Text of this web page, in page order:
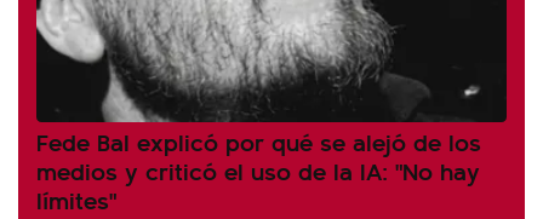
Fede Bal explicó por qué se alejó de los
medios y criticó el uso de la IA: "No hay
límites"